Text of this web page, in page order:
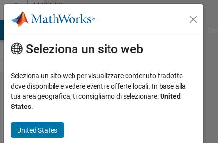
Vai al contenutoMATLAB
Answers
How
should
extract
Seleziona un sito web
Seleziona un sito web per visualizzare contenuto tradotto
dove disponibile e vedere eventi e offerte locali. In base alla
tua area geografica, ti consigliamo di selezionare:United
States.
United States